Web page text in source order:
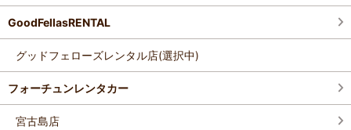
GoodFellasRENTAL
グッドフェローズレンタル店(選択中)
フォーチュンレンタカー
宮古島店